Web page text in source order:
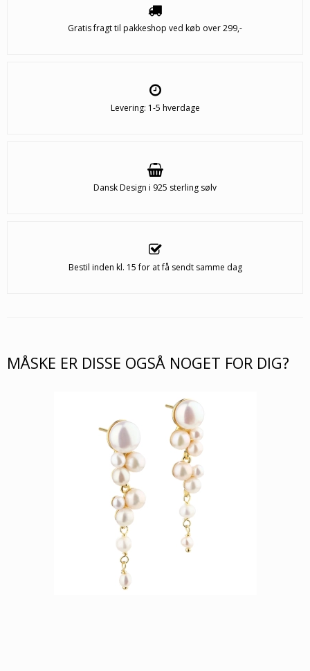
Gratis fragt til pakkeshop ved køb over 299,-
Levering: 1-5 hverdage
Dansk Design i 925 sterling sølv
Bestil inden kl. 15 for at få sendt samme dag
MÅSKE ER DISSE OGSÅ NOGET FOR DIG?